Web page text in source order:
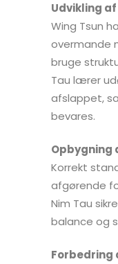
Udvikling
Wing Tsun
overmande
bruge
Tau lærer
afslappet,
bevares.
Korrekt
afgørende
Nim Tau
balance og
Forbedring